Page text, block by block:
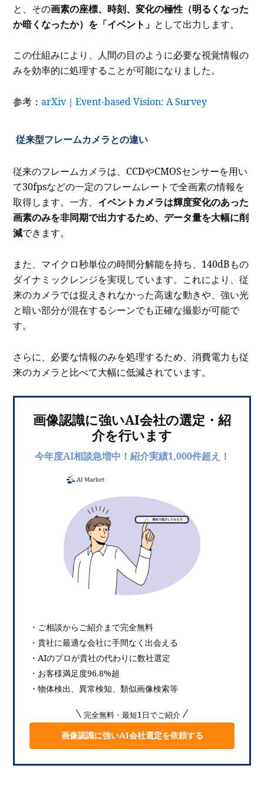
と、その画素の座標、時刻、変化の極性（明るくなった
か暗くなったか）を「イベント」 として出力します。
この仕組みにより、人間の目のように必要な視覚情報の
みを効率的に処理することが可能になりました。
参考：arXiv｜Event-based Vision: A Survey
従来型フレームカメラとの違い
従来のフレームカメラは、CCDやCMOSセンサーを用い
て30fpsなどの一定のフレームレートで全画素の情報を
取得します。一方、 イベントカメラは輝度変化のあった
画素のみを非同期で出力するため、データ量を大幅に削
減できます。
また、マイクロ秒単位の時間分解能を持ち、140dBもの
ダイナミックレンジを実現しています。これにより、従
来のカメラでは捉えきれなかった高速な動きや、強い光
と暗い部分が混在するシーンでも正確な撮影が可能で
す。
さらに、必要な情報のみを処理するため、消費電力も従
来のカメラと比べて大幅に低減されています。
画像認識に強いAI会社の選定・紹
介を行います
今年度AI相談急増中！紹介実績1,000件超え！
・ご相談からご紹介まで完全無料
・貴社に最適な会社に手間なく出会える
・AIのプロが貴社の代わりに数社選定
・お客様満足度96.8%超
・物体検出、異常検知、類似画像検索等
完全無料・最短1日でご紹介
画像認識に強いAI会社選定を依頼する